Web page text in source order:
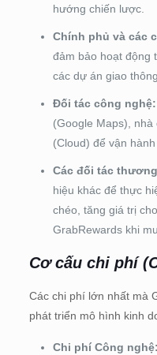
hướng chiến lược.
Chính phủ và các
đảm bảo hoạt động
các dự án giao
Đối tác công nghệ:
(Google Maps),
(Cloud) để vận hành
Các đối tác
hiệu khác để thực
chéo, tăng giá trị
GrabRewards khi
Cơ cấu chi phí
Các chi phí lớn nhất mà
phát triển mô hình kinh
Chi phí Công nghệ: